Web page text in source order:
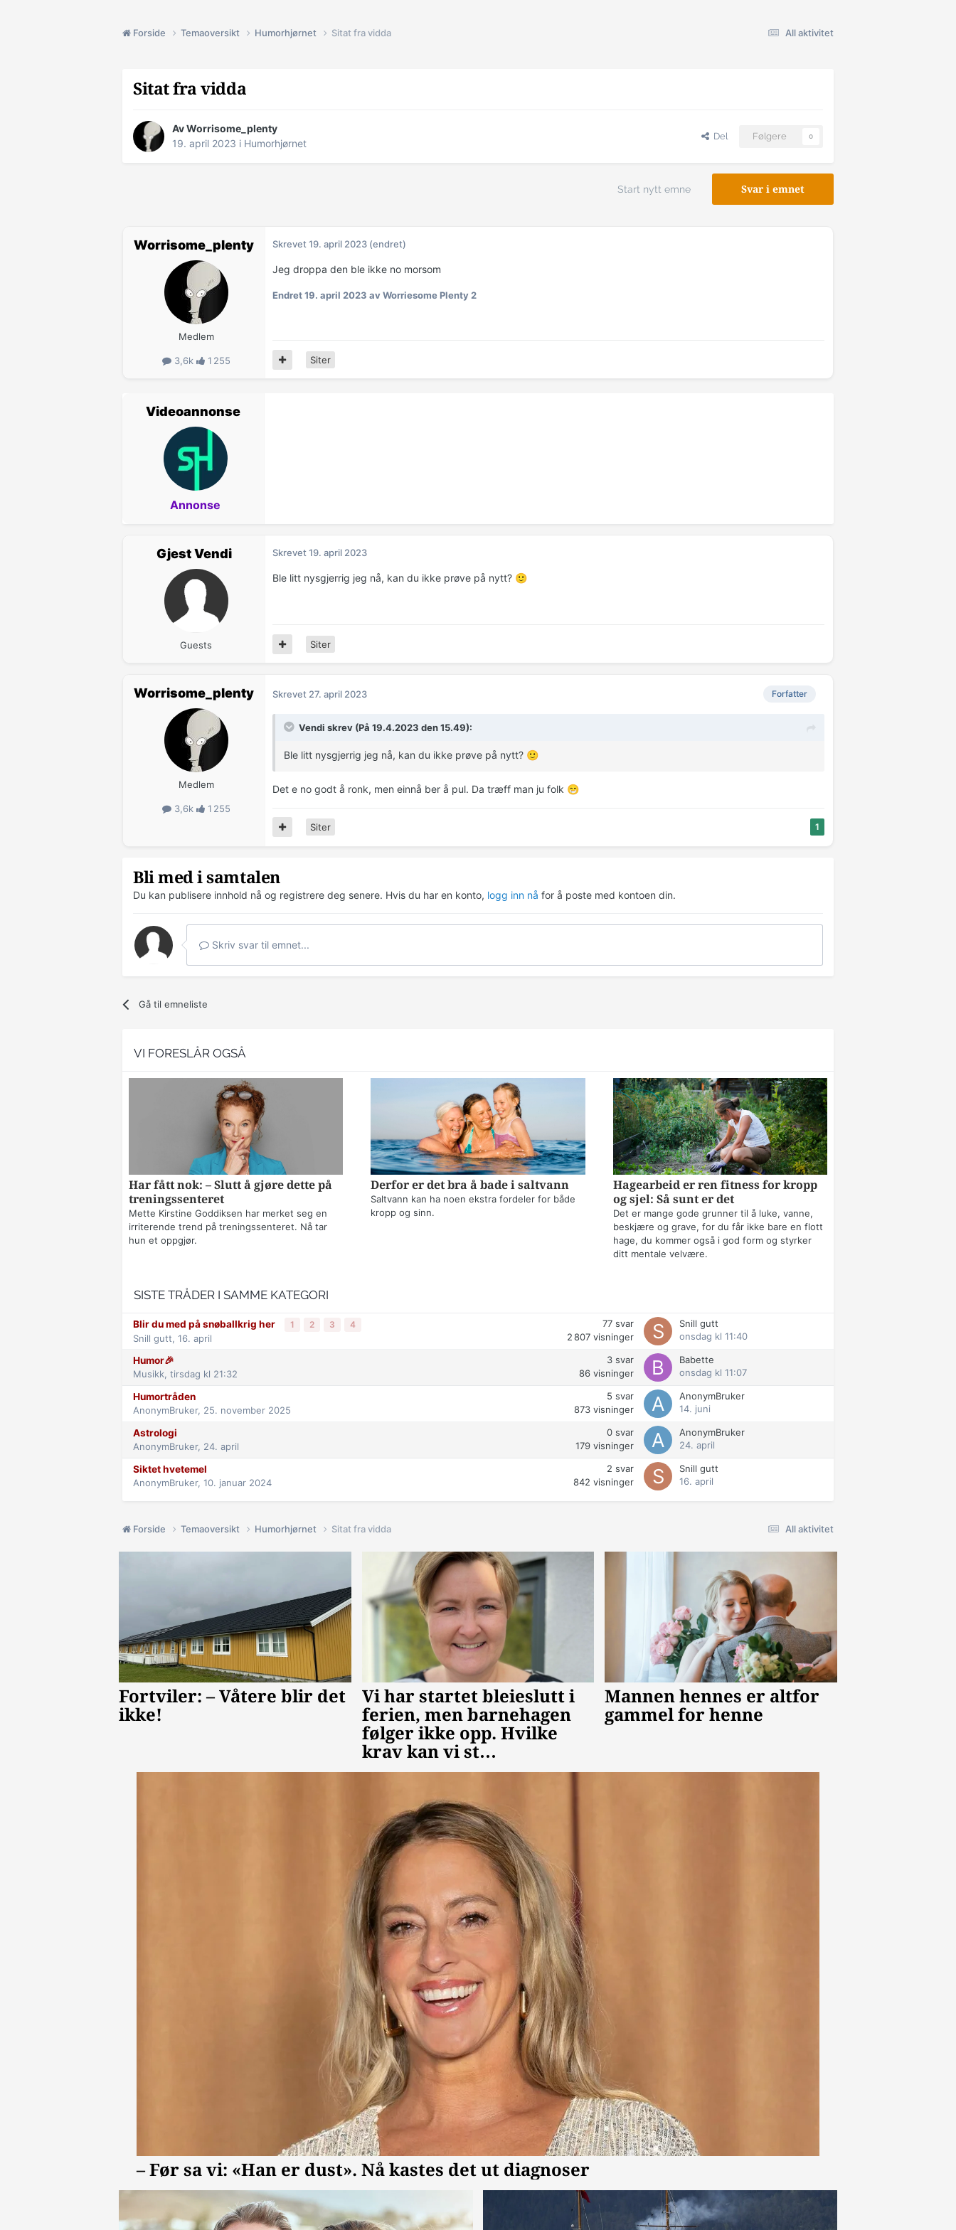
All aktivitet
Forside Temaoversikt Humorhjørnet Sitat fra vidda
Sitat fra vidda
Av Worrisome_plenty
19. april 2023 i Humorhjørnet
Del Følgere 0
Svar i emnet
Start nytt emne
Worrisome_plenty
Medlem
3,6k 1 255
Skrevet19. april 2023 (endret)
Jeg droppa den ble ikke no morsom
Endret19. april 2023 av Worriesome Plenty 2
Siter
Videoannonse
Annonse
Gjest Vendi
Guests
Skrevet19. april 2023
Ble litt nysgjerrig jeg nå, kan du ikke prøve på nytt? 🙂
Siter
Worrisome_plenty
Medlem
3,6k 1 255
Forfatter
Skrevet 27. april 2023
Vendi skrev (På 19.4.2023 den 15.49):
Ble litt nysgjerrig jeg nå, kan du ikke prøve på nytt? 🙂
Det e no godt å ronk, men einnå ber å pul. Da træff man ju folk 😁
1
Siter
Bli med i samtalen
Du kan publisere innhold nå og registrere deg senere. Hvis du har en konto, logg inn nå for å poste med kontoen din.
Skriv svar til emnet...
Gå til emneliste
VI FORESLÅR OGSÅ
Har fått nok: – Slutt å gjøre dette på
treningssenteret
Mette Kirstine Goddiksen har merket seg en
irriterende trend på treningssenteret. Nå tar
hun et oppgjør.
Derfor er det bra å bade i saltvann
Saltvann kan ha noen ekstra fordeler for både
kropp og sinn.
Hagearbeid er ren fitness for kropp
og sjel: Så sunt er det
Det er mange gode grunner til å luke, vanne,
beskjære og grave, for du får ikke bare en flott
hage, du kommer også i god form og styrker
ditt mentale velvære.
SISTE TRÅDER I SAMME KATEGORI
Blir du med på snøballkrig her 1 2 3 4
Snill gutt, 16. april
77 svar
2 807 visninger
Snill gutt
onsdag kl 11:40
Humor🎉
Musikk, tirsdag kl 21:32
3 svar
86 visninger
Babette
onsdag kl 11:07
Humortråden
AnonymBruker, 25. november 2025
5 svar
873 visninger
AnonymBruker
14. juni
Astrologi
AnonymBruker, 24. april
0 svar
179 visninger
AnonymBruker
24. april
Siktet hvetemel
AnonymBruker, 10. januar 2024
2 svar
842 visninger
Snill gutt
16. april
All aktivitet
Forside Temaoversikt Humorhjørnet Sitat fra vidda